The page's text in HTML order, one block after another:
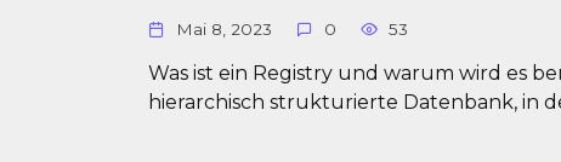
Mai 8, 2023 0 53
Was ist ein Registry und warum wird es
hierarchisch strukturierte Datenbank, in